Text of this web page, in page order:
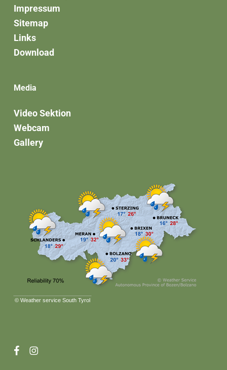
Impressum
Sitemap
Links
Download
Media
Video Sektion
Webcam
Gallery
© Weather service South Tyrol
facebookinstagram